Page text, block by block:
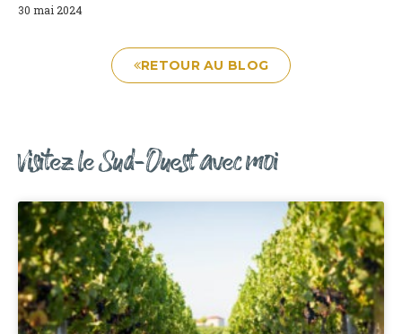
30 mai 2024
RETOUR AU BLOG
Visitez le Sud-Ouest avec moi